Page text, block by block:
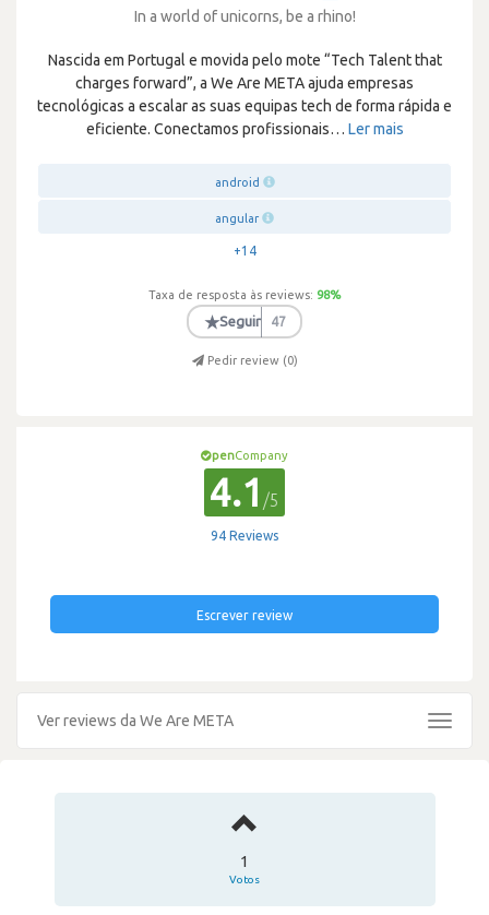
In a world of unicorns, be a rhino!
Nascida em Portugal e movida pelo mote “Tech Talent that
charges forward”, a We Are META ajuda empresas
tecnológicas a escalar as suas equipas tech de forma rápida e
eficiente. Conectamos profissionais… Ler mais
android
angular
+14
Taxa de resposta às reviews: 98%
★Seguir 47
Pedir review (0)
penCompany
4.1 /5
94 Reviews
Escrever review
Ver reviews da We Are META
Toggle
1
Votos